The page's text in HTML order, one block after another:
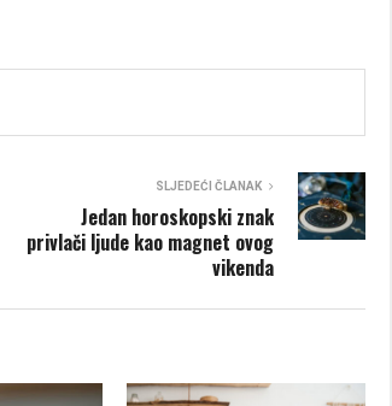
SLJEDEĆI ČLANAK
Jedan horoskopski znak
privlači ljude kao magnet ovog
vikenda